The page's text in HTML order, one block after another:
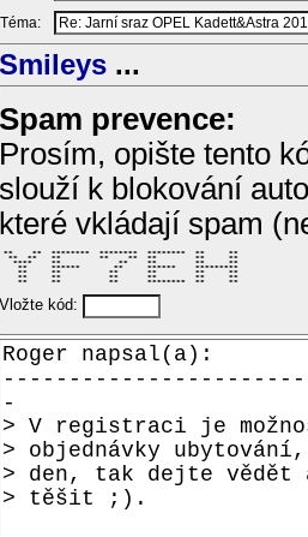
Téma:
Smileys ...
Spam prevence:
Prosím, opište tento
slouží k blokování
které vkládají spam
**    **  ********  ********  ********  **     **
  **  **   **        **    **  **        **     **
   ****    **            **    **        **     **
    **     ******       **     ******    *********
    **     **          **      **        **     **
    **     **          **      **        **     **
    **     **          **      ********  **     **
Vložte kód: